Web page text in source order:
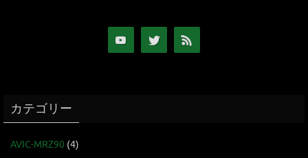
カテゴリー
AVIC-MRZ90 (4)